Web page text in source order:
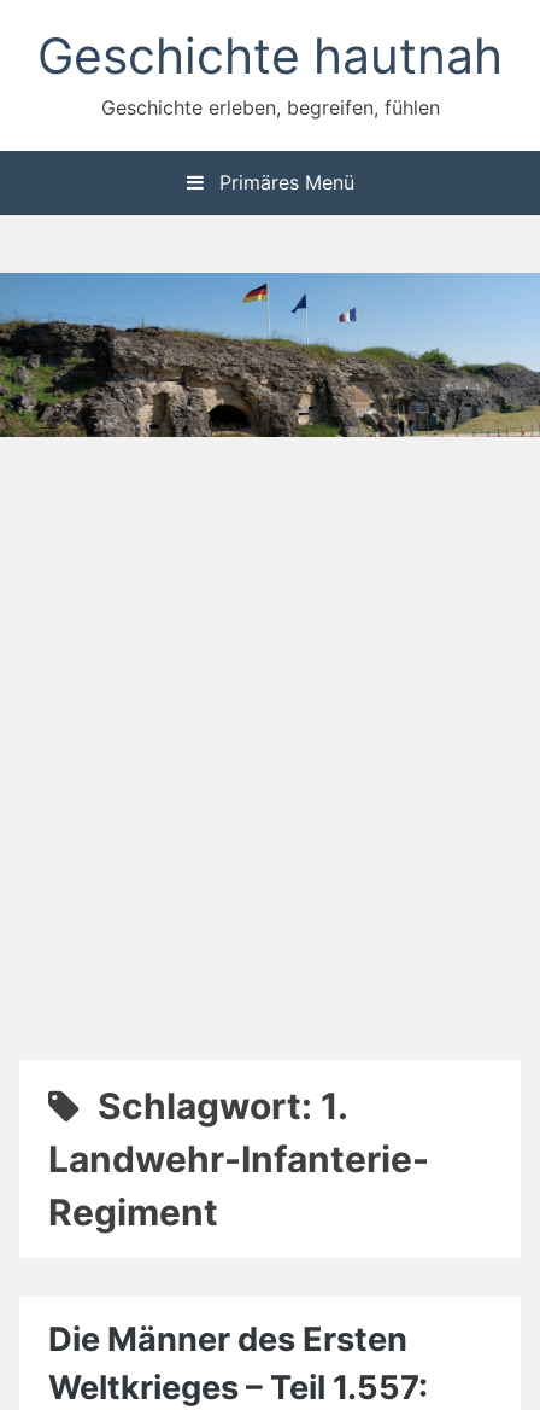
Inhalt
springenGeschichte hautnah
Geschichte erleben, begreifen, fühlen
Primäres Menü
Schlagwort: 1.
Landwehr-Infanterie-
Regiment
Die Männer des Ersten
Weltkrieges – Teil 1.557: